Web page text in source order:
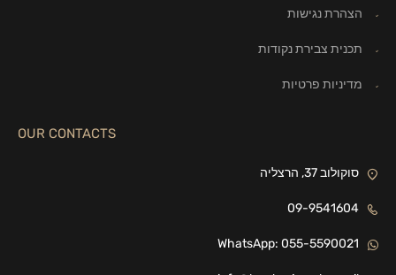
הצהרת נגישות
תכנית צבירת נקודות
מדיניות פרטיות
OUR CONTACTS
סוקולוב 37, הרצליה
09-9541604
WhatsApp: 055-5590021